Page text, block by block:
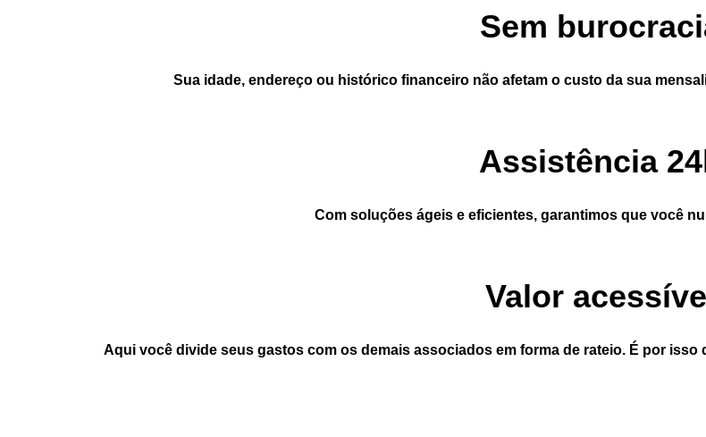
Sem
Sua idade, endereço ou histórico financeiro não afetam o custo da sua
Assistência
Com soluções ágeis e eficientes, garantimos que você
Valor
Aqui você divide seus gastos com os demais associados em forma de rateio. É por isso